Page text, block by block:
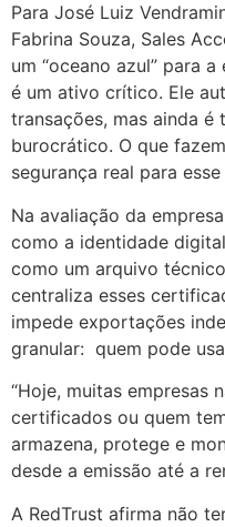
Para José Luiz
Fabrina Souza, Sales
um “oceano azul” para
é um ativo crítico. Ele
transações, mas ainda
burocrático. O que
segurança real para
Na avaliação da
como a identidade
como um arquivo
centraliza esses
impede exportações
granular: quem pode
“Hoje, muitas empresas
certificados ou quem
armazena, protege e
desde a emissão até a
A RedTrust afirma não